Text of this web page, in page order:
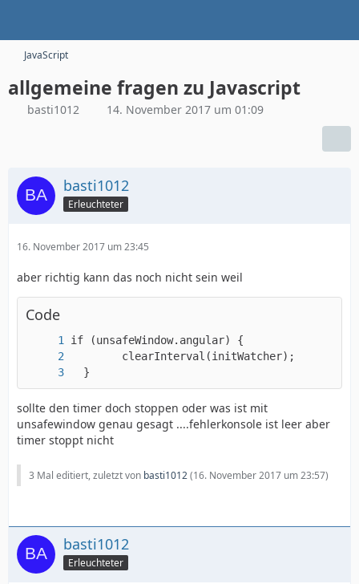
JavaScript
allgemeine fragen zu Javascript
basti1012 14. November 2017 um 01:09
basti1012
Erleuchteter
16. November 2017 um 23:45
aber richtig kann das noch nicht sein weil
Code
  }
sollte den timer doch stoppen oder was ist mit
unsafewindow genau gesagt ....fehlerkonsole ist leer aber
timer stoppt nicht
3 Mal editiert, zuletzt von basti1012(16. November 2017 um 23:57)
basti1012
Erleuchteter